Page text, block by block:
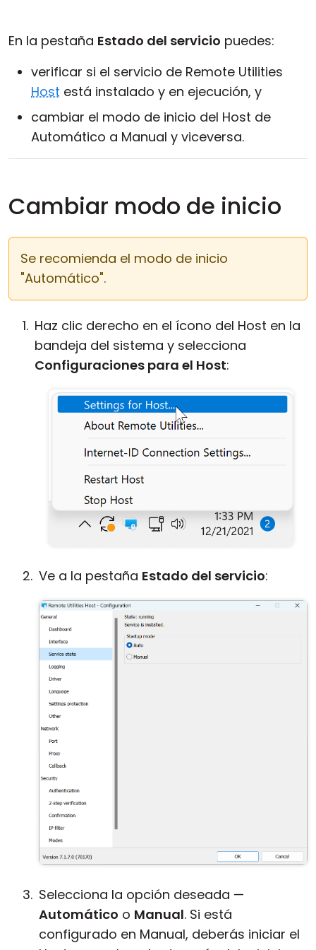
En la pestaña Estado del servicio puedes:
verificar si el servicio de Remote Utilities
Host está instalado y en ejecución, y
cambiar el modo de inicio del Host de
Automático a Manual y viceversa.
Cambiar modo de inicio
Se recomienda el modo de inicio
"Automático".
Haz clic derecho en el ícono del Host en la
bandeja del sistema y selecciona
Configuraciones para el Host:
Ve a la pestaña Estado del servicio:
Selecciona la opción deseada —
Automático o Manual. Si está
configurado en Manual, deberás iniciar el